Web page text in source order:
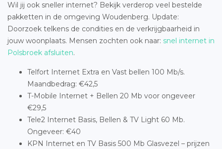
Wil jij ook sneller internet? Bekijk verderop veel bestelde
pakketten in de omgeving Woudenberg. Update:
Doorzoek telkens de condities en de verkrijgbaarheid in
jouw woonplaats. Mensen zochten ook naar: snel internet in
Polsbroek afsluiten.
Telfort Internet Extra en Vast bellen 100 Mb/s.
Maandbedrag: €42,5
T-Mobile Internet + Bellen 20 Mb voor ongeveer
€29,5
Tele2 Internet Basis, Bellen & TV Light 60 Mb.
Ongeveer: €40
KPN Internet en TV Basis 500 Mb Glasvezel – prijzen